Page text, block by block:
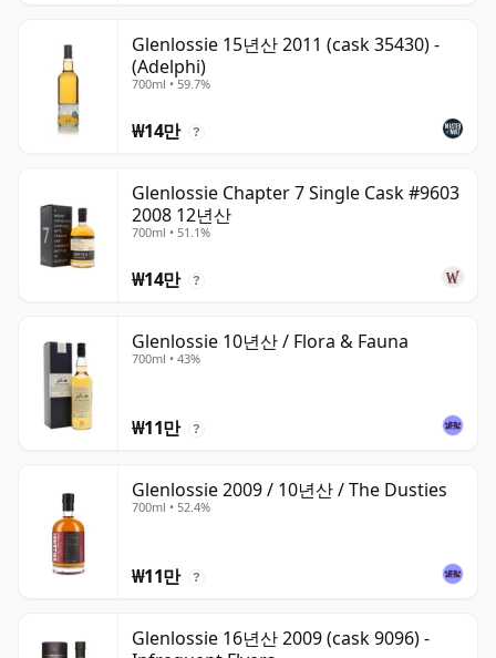
Glenlossie 15년산 2011 (cask 35430) -
(Adelphi)
700ml • 59.7%
₩14만 ?
Glenlossie Chapter 7 Single Cask #9603
2008 12년산
700ml • 51.1%
₩14만 ?
Glenlossie 10년산 / Flora & Fauna
700ml • 43%
₩11만 ?
Glenlossie 2009 / 10년산 / The Dusties
700ml • 52.4%
₩11만 ?
Glenlossie 16년산 2009 (cask 9096) -